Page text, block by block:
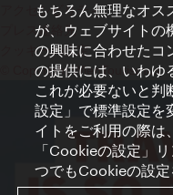
アクセシビリティ
プレス連絡先
クッキーの設定
© Copyright WienTourismus
もちろん無理なオス
が、ウェブサイトの
の興味に合わせたコ
の提供には、いわゆ
これが必要ないと判
設定」で標準設定を
イトをご利用の際は
「Cookieの設定」
つでもCookieの設定